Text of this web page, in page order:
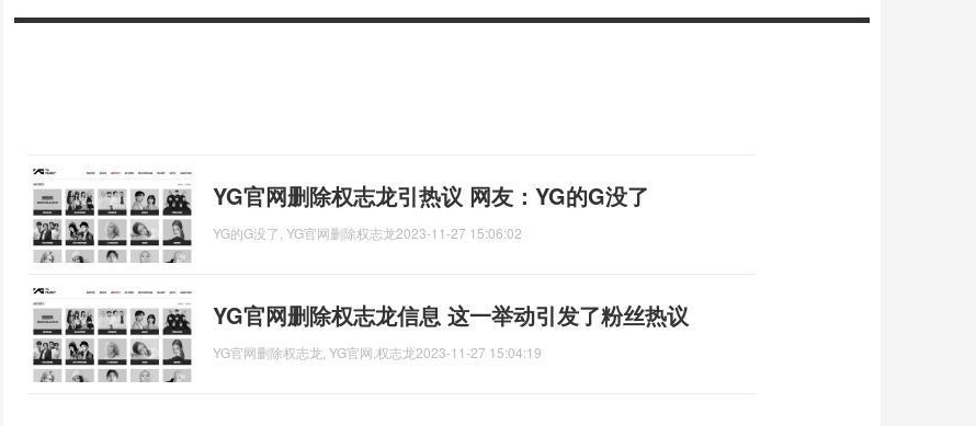
YG官网删除权志龙引热议 网友：YG的G没了
YG的G没了, YG官网删除权志龙2023-11-27 15:06:02
YG官网删除权志龙信息 这一举动引发了粉丝热议
YG官网删除权志龙, YG官网,权志龙2023-11-27 15:04:19